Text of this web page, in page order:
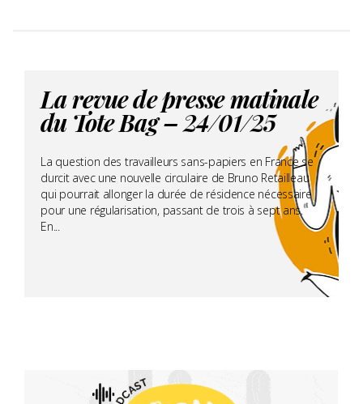
La revue de presse matinale
du Tote Bag – 24/01/25
La question des travailleurs sans-papiers en France se
durcit avec une nouvelle circulaire de Bruno Retailleau
qui pourrait allonger la durée de résidence nécessaire
pour une régularisation, passant de trois à sept ans.
En...